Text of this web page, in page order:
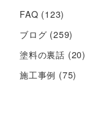
FAQ (123)
ブログ (259)
塗料の裏話 (20)
施工事例 (75)